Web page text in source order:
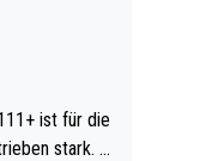
stark. U